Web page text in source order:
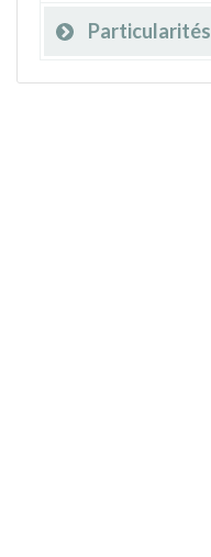
Particularités